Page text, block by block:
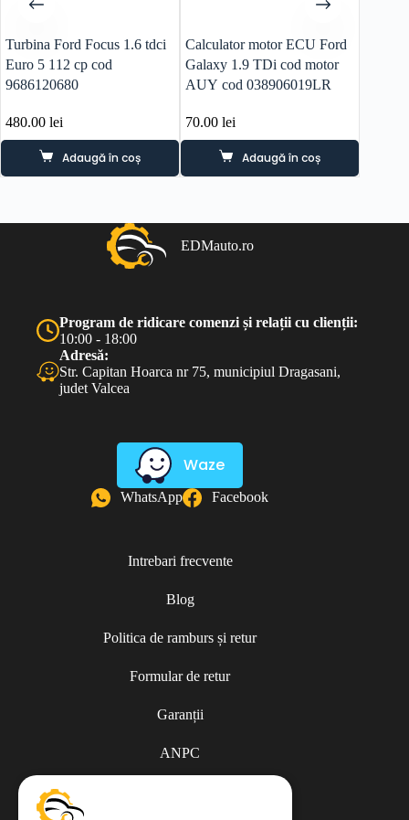
Turbina Ford Focus 1.6 tdci
Euro 5 112 cp cod
9686120680
480.00 lei
Adaugă în coș
Calculator motor ECU Ford
Galaxy 1.9 TDi cod motor
AUY cod 038906019LR
70.00lei
Adaugă în coș
EDMauto.ro
Program de ridicare comenzi și relații cu clienții:
10:00 - 18:00
Adresă:
Str. Capitan Hoarca nr 75, municipiul Dragasani,
judet Valcea
Waze
WhatsApp Facebook
Intrebari frecvente
Blog
Politica de ramburs și retur
Formular de retur
Garanții
ANPC